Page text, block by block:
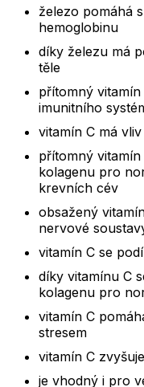
železo pomáhá
hemoglobinu
díky železu má
těle
přítomný
imunitního
vitamín C má
přítomný
kolagenu pro
krevních cév
obsažený
nervové
vitamín C se
díky vitamínu C
kolagenu pro
vitamín C
stresem
vitamín C
je vhodný i pro